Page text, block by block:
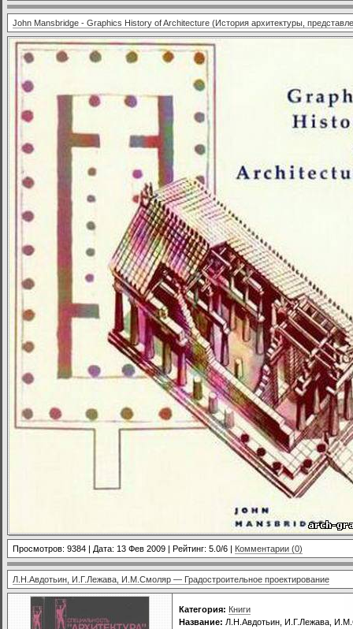
John Mansbridge - Graphics History of Architecture (История архитектуры,
Просмотров: 9384 | Дата: 13 Фев 2009 | Рейтинг: 5.0/6 | Комментарии (0)
Л.Н.Авдотьин, И.Г.Лежава, И.М.Смоляр — Градостроительное проектирование
Категория: Книги
Название: Л.Н.Авдотьин, И.Г.Лежава,